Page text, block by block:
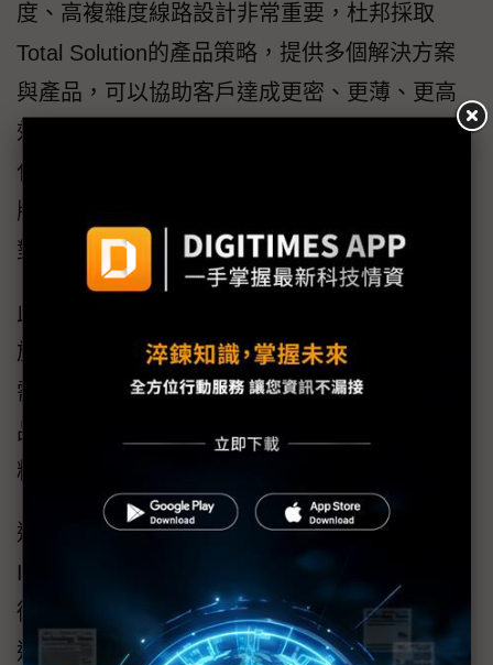
度、高複雜度線路設計非常重要，杜邦採取
Total Solution的產品策略，提供多個解決方案
與產品，可以協助客戶達成更密、更薄、更高
效能的目標，包括先進光阻劑技術和金屬製程
化學品來幫助客戶打造新世代HDI板， 高多層
版（HLC MLB）和IC載板技術，這些PCB產品
對人工智慧應用至關重要。
此外，保持訊號完整性和實施有效的熱管理對
於確保高效能運算環境中的可靠功能的化學品
需求不斷攀升，杜邦電子互連科技以持續的產
品創新能量，提供客戶更好的低損耗的軟板材
料，達到未來產品更低訊號損耗的要求。
這次TPCA展會期間，杜邦電子互連科技並與
IMPACT大會合作舉辦「以下一代載板與封裝技
術共創AI未來」的論壇，聚焦於人工智慧的先
進封裝和積體電路材料解決方案，這個論壇除